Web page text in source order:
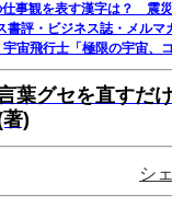
事観を表す漢字は？ 震
書評・ビジネス誌・メルマ
宙飛行士「極限の宇宙、
葉グセを直すだ
)
シ